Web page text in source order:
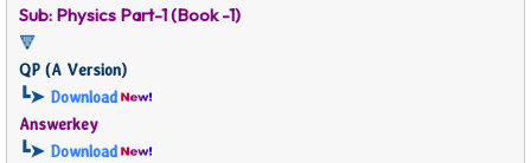
Sub: Physics Part-1 (Book -1)
🔻
QP (A Version)
┗➤ Download
Answerkey
┗➤ Download